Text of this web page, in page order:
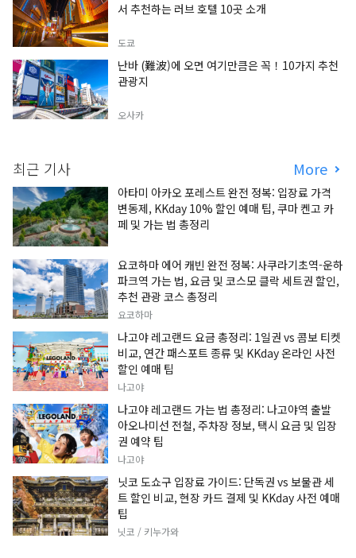
서 추천하는 러브 호텔 10곳 소개
도쿄
난바 (難波)에 오면 여기만큼은 꼭！10가지 추천
관광지
오사카
최근 기사 More
아타미 아카오 포레스트 완전 정복: 입장료 가격
변동제, KKday 10% 할인 예매 팁, 쿠마 켄고 카
페 및 가는 법 총정리
요코하마 에어 캐빈 완전 정복: 사쿠라기초역-운하
파크역 가는 법, 요금 및 코스모 클락 세트권 할인,
추천 관광 코스 총정리
요코하마
나고야 레고랜드 요금 총정리: 1일권 vs 콤보 티켓
비교, 연간 패스포트 종류 및 KKday 온라인 사전
할인 예매 팁
나고야
나고야 레고랜드 가는 법 총정리: 나고야역 출발
아오나미선 전철, 주차장 정보, 택시 요금 및 입장
권 예약 팁
나고야
닛코 도쇼구 입장료 가이드: 단독권 vs 보물관 세
트 할인 비교, 현장 카드 결제 및 KKday 사전 예매
팁
닛코 / 키누가와